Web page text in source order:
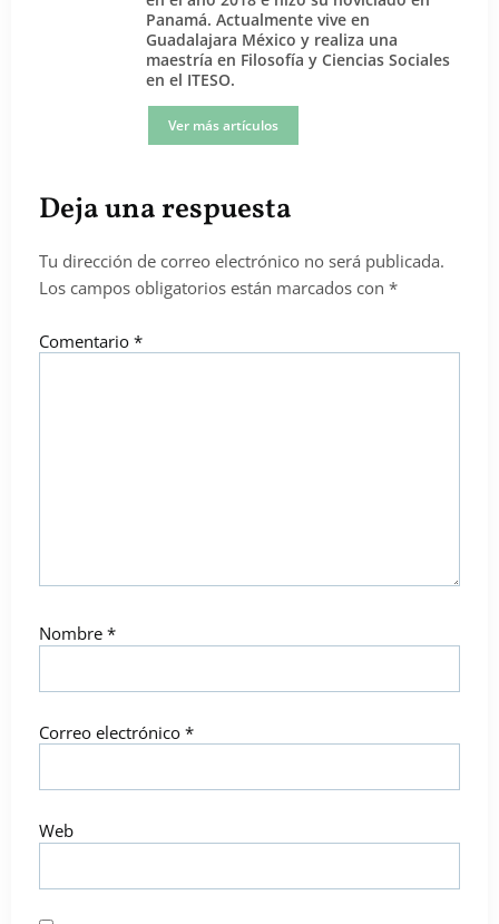
Panamá. Actualmente vive en
Guadalajara México y realiza una
maestría en Filosofía y Ciencias Sociales
en el ITESO.
Ver más artículos
Deja una respuesta
Tu dirección de correo electrónico no será publicada.
Los campos obligatorios están marcados con *
Comentario *
Nombre *
Correo electrónico *
Web